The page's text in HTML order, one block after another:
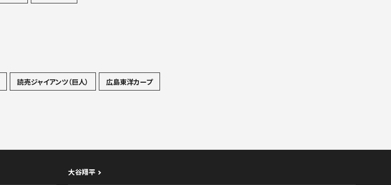
読売ジャイアンツ（巨人） 広島東洋カープ
大谷翔平